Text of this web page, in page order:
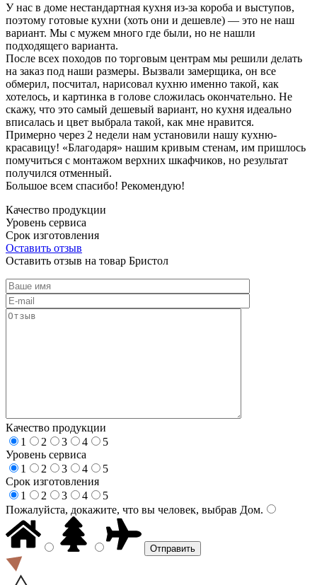
У нас в доме нестандартная кухня из-за короба и выступов,
поэтому готовые кухни (хоть они и дешевле) — это не наш
вариант. Мы с мужем много где были, но не нашли
подходящего варианта.
После всех походов по торговым центрам мы решили делать
на заказ под наши размеры. Вызвали замерщика, он все
обмерил, посчитал, нарисовал кухню именно такой, как
хотелось, и картинка в голове сложилась окончательно. Не
скажу, что это самый дешевый вариант, но кухня идеально
вписалась и цвет выбрала такой, как мне нравится.
Примерно через 2 недели нам установили нашу кухню-
красавицу! «Благодаря» нашим кривым стенам, им пришлось
помучиться с монтажом верхних шкафчиков, но результат
получился отменный.
Большое всем спасибо! Рекомендую!
Качество продукции
Уровень сервиса
Срок изготовления
Оставить отзыв
Оставить отзыв на товар Бристол
Качество продукции
1
2 3 4
5
Уровень сервиса
1
2 3 4
5
Срок изготовления
1
2 3 4
5
Пожалуйста, докажите, что вы человек, выбрав Дом.